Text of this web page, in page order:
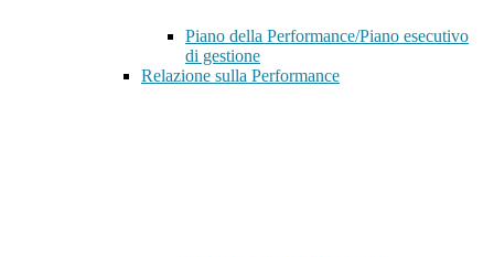
Piano della Performance/Piano esecutivo
di gestione
Relazione sulla Performance